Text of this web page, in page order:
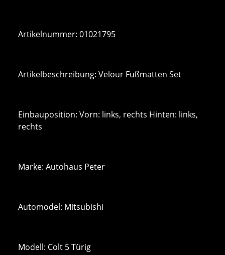
Artikelnummer: 01021795
Artikelbeschreibung: Velour Fußmatten Set
Einbauposition: Vorn: links, rechts Hinten: links,
rechts
Marke: Autohaus Peter
Automodel: Mitsubishi
Modell: Colt 5 Türig